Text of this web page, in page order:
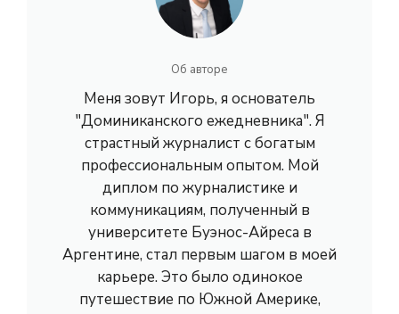
Об авторе
Меня зовут Игорь, я основатель
"Доминиканского ежедневника". Я
страстный журналист с богатым
профессиональным опытом. Мой
диплом по журналистике и
коммуникациям, полученный в
университете Буэнос-Айреса в
Аргентине, стал первым шагом в моей
карьере. Это было одинокое
путешествие по Южной Америке,